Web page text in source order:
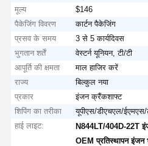
मूल्य
$146
पैकेजिंग विवरण
कार्टन पैकेजिंग
प्रसव के समय
3 से 5 कार्यदिवस
भुगतान शर्तें
वेस्टर्न यूनियन, टी/टी
आपूर्ति की क्षमता
माल हाजिर करें
राज्य
बिल्कुल नया
प्रकार
इंजन क्रैंकशाफ्ट
शिपिंग का तरीका
यूपीएस/डीएचएल/
हाई लाइट:
N844LT/404D-22T
OEM प्रतिस्थापन